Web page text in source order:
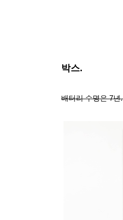
박스.
배터리 수명은 7년